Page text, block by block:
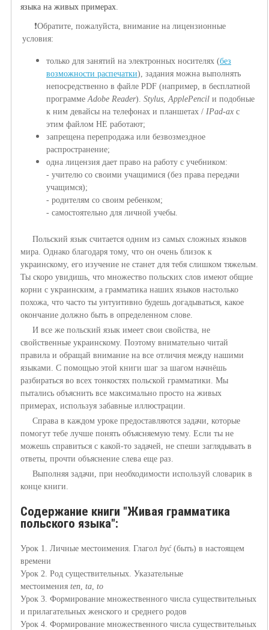
языка на живых примерах.
❗️Обратите, пожалуйста, внимание на лицензионные
условия:
только для занятий на электронных носителях (без
возможности распечатки), задания можна выполнять
непосредственно в файле PDF (например, в бесплатной
программеAdobe Reader). Stylus,ApplePencil и подобные
к ним девайсы на телефонах и планшетах / IPad-ах с
этим файлом НЕ работают;
запрещена перепродажа или безвозмездное
распространение;
одна лицензия дает право на работу с учебником:
- учителю со своими учащимися (без права передачи
учащимся);
- родителям со своим ребенком;
- самостоятельно для личной учебы.
Польский язык считается одним из самых сложных языков
мира. Однако благодаря тому, что он очень близок к
украинскому, его изучение не станет для тебя слишком тяжелым.
Ты скоро увидишь, что множество польских слов имеют общие
корни с украинским, а грамматика наших языков настолько
похожа, что часто ты унтуитивно будешь догадываться, какое
окончание должно быть в определенном слове.
И все же польский язык имеет свои свойства, не
свойственные украинскому. Поэтому внимательно читай
правила и обращай внимание на все отличия между нашими
языками. С помощью этой книги шаг за шагом начнёшь
разбираться во всех тонкостях польской грамматики. Мы
пытались объяснить все максимально просто на живых
примерах, используя забавные иллюстрации.
Справа в каждом уроке предоставляются задачи, которые
помогут тебе лучше понять объясняемую тему. Если ты не
можешь справиться с какой-то задачей, не спеши заглядывать в
ответы, прочти объяснение слева еще раз.
Выполняя задачи, при необходимости используй словарик в
конце книги.
Содержание книги "Живая грамматика
польского языка":
Урок 1. Личные местоимения. Глагол być (быть) в настоящем
времени
Урок 2. Род существительных. Указательные
местоимения ten, ta, to
Урок 3. Формирование множественного числа существительных
и прилагательных женского и среднего родов
Урок 4. Формирование множественного числа существительных